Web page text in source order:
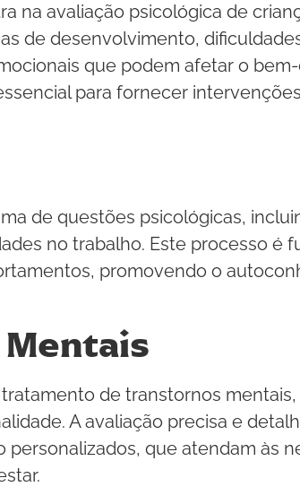
na avaliação psicológica de
de desenvolvimento,
que podem afetar o
para fornecer
de questões psicológicas,
no trabalho. Este processo é
promovendo o
de transtornos
A avaliação precisa e
que atendam às